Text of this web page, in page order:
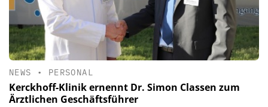
NEWS • PERSONAL
Kerckhoff-Klinik ernennt Dr. Simon Classen zum
Ärztlichen Geschäftsführer